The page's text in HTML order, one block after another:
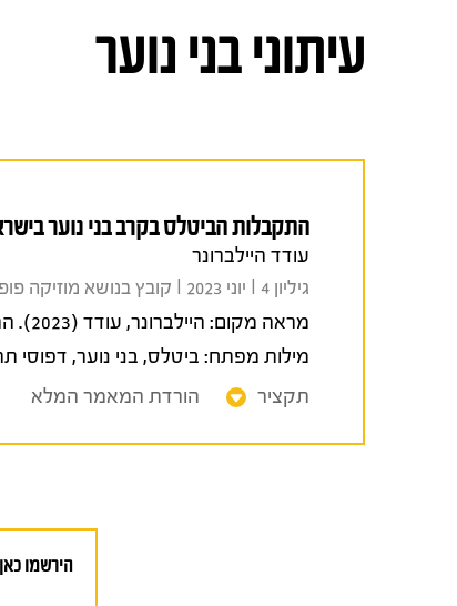
עיתוני בני נוער
התקבלות הביטלס בקרב בני נוער
עודד היילברונר
גיליון 4 I יוני 2023 I קובץ בנושא מוזיקה פופולרית בישראל
מראה מקום: היילברונר, עודד (2023). התקבלות הביטלס בקרב בני נוער בישראל הצעירה.
מילות מפתח: ביטלס, בני נוער, דפוסי
תקציר
הורדת המאמר המלא
הירשמו